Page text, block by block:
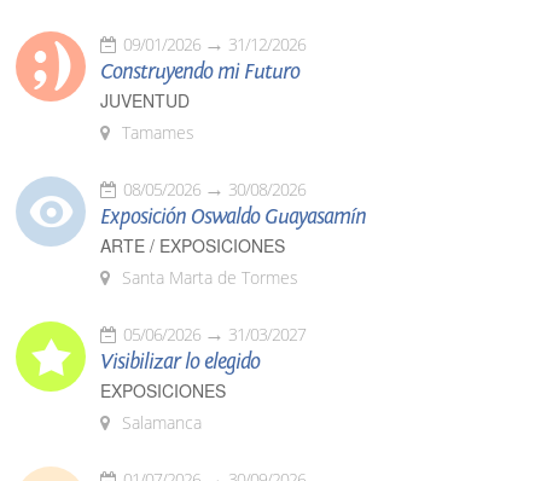
09/01/2026 31/12/2026
Construyendo mi Futuro
JUVENTUD
Tamames
08/05/2026 30/08/2026
Exposición Oswaldo Guayasamín
ARTE / EXPOSICIONES
Santa Marta de Tormes
05/06/2026 31/03/2027
Visibilizar lo elegido
EXPOSICIONES
Salamanca